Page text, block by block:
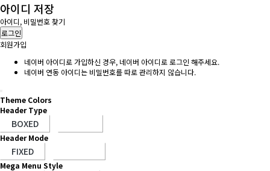
아이디 저장
아이디, 비밀번호 찾기
로그인
회원가입
네이버 아이디로 가입하신 경우, 네이버 아이디로 로그인 해주세요.
네이버 연동 아이디는 비밀번호를 따로 관리하지 않습니다.
Theme Colors
Header Type
Header Mode
Mega Menu Style